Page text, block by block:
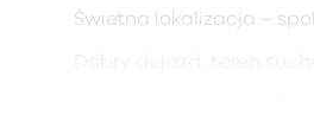
Świetna lokalizacja –